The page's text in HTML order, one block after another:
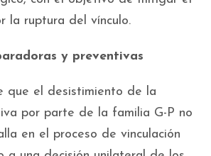
la ruptura del vínculo.
y preventivas
que el desistimiento de la
por parte de la familia G-P no
en el proceso de vinculación